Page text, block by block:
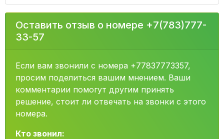
Оставить отзыв о номере +7(783)777-
33-57
Если вам звонили с номера +77837773357,
просим поделиться вашим мнением. Ваши
комментарии помогут другим принять
решение, стоит ли отвечать на звонки с этого
номера.
Кто звонил: